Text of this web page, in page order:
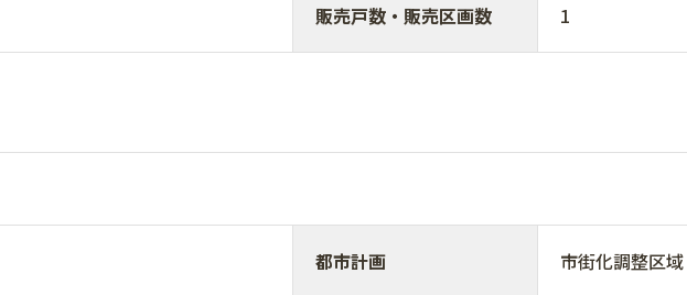
販売戸数・販売区画数 1
都市計画 市街化調整区域